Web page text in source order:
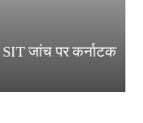
जांच पर कर्नाटक